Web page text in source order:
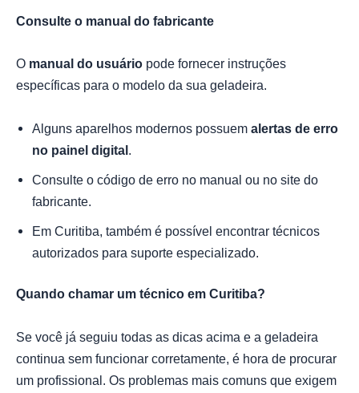
Consulte o manual do fabricante
O manual do usuário pode fornecer instruções
específicas para o modelo da sua geladeira.
Alguns aparelhos modernos possuem alertas de erro
no painel digital.
Consulte o código de erro no manual ou no site do
fabricante.
Em Curitiba, também é possível encontrar técnicos
autorizados para suporte especializado.
Quando chamar um técnico em Curitiba?
Se você já seguiu todas as dicas acima e a geladeira
continua sem funcionar corretamente, é hora de procurar
um profissional. Os problemas mais comuns que exigem